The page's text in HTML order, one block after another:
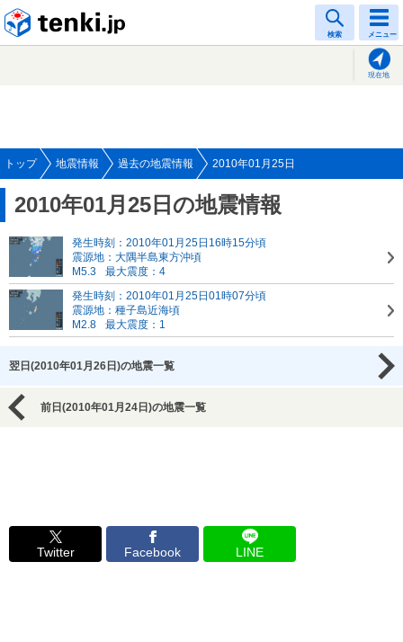
検索 メニュー
現在地
トップ 地震情報 過去の地震情報 2010年01月25日
2010年01月25日の地震情報
発生時刻：2010年01月25日16時15分頃
震源地：大隅半島東方沖頃
M5.3
最大震度：4
発生時刻：2010年01月25日01時07分頃
震源地：種子島近海頃
M2.8
最大震度：1
翌日(2010年01月26日)の地震一覧
前日(2010年01月24日)の地震一覧
Twitter Facebook LINE